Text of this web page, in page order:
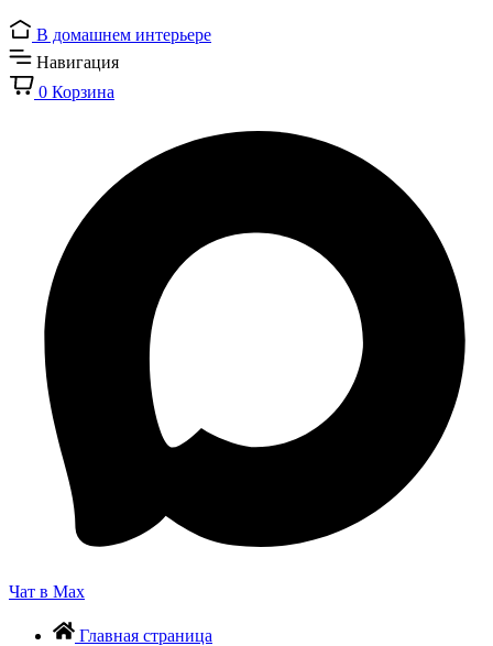
В домашнем интерьере
Навигация
0 Корзина
Чат в Max
Главная страница